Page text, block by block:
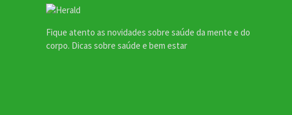
Fique atento as novidades sobre saúde da mente e do
corpo. Dicas sobre saúde e bem estar